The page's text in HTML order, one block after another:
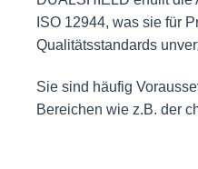
ISO 12944, was sie für
Qualitätsstandards
Sie sind häufig
Bereichen wie z.B. der